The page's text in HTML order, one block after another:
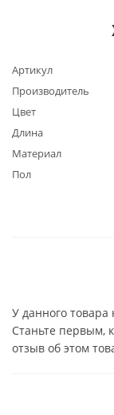
Артикул
Производитель
Цвет
Длина
Материал
Пол
У данного товара
Станьте первым,
отзыв об этом